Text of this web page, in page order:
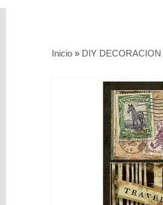
Inicio » DIY DECORACION